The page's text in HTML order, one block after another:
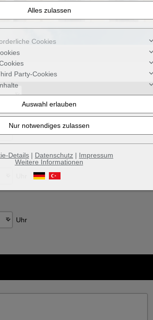
Uhr
Cookies
Party-Cookies
Details | Datenschutz | Impressum
Weitere Informationen